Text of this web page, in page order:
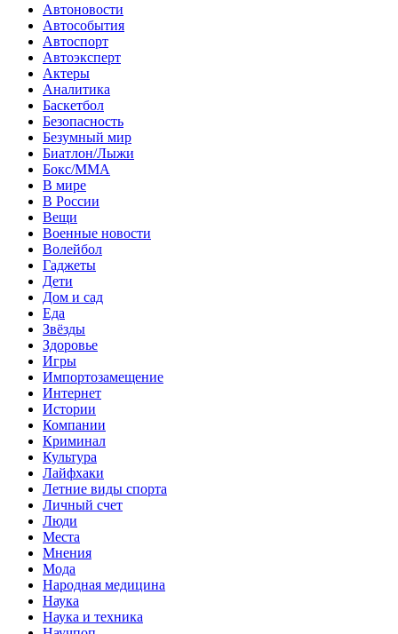
Автоновости
Автособытия
Автоспорт
Автоэксперт
Актеры
Аналитика
Баскетбол
Безопасность
Безумный мир
Биатлон/Лыжи
Бокс/MMA
В мире
В России
Вещи
Военные новости
Волейбол
Гаджеты
Дети
Дом и сад
Еда
Звёзды
Здоровье
Игры
Импортозамещение
Интернет
Истории
Компании
Криминал
Культура
Лайфхаки
Летние виды спорта
Личный счет
Люди
Места
Мнения
Мода
Народная медицина
Наука
Наука и техника